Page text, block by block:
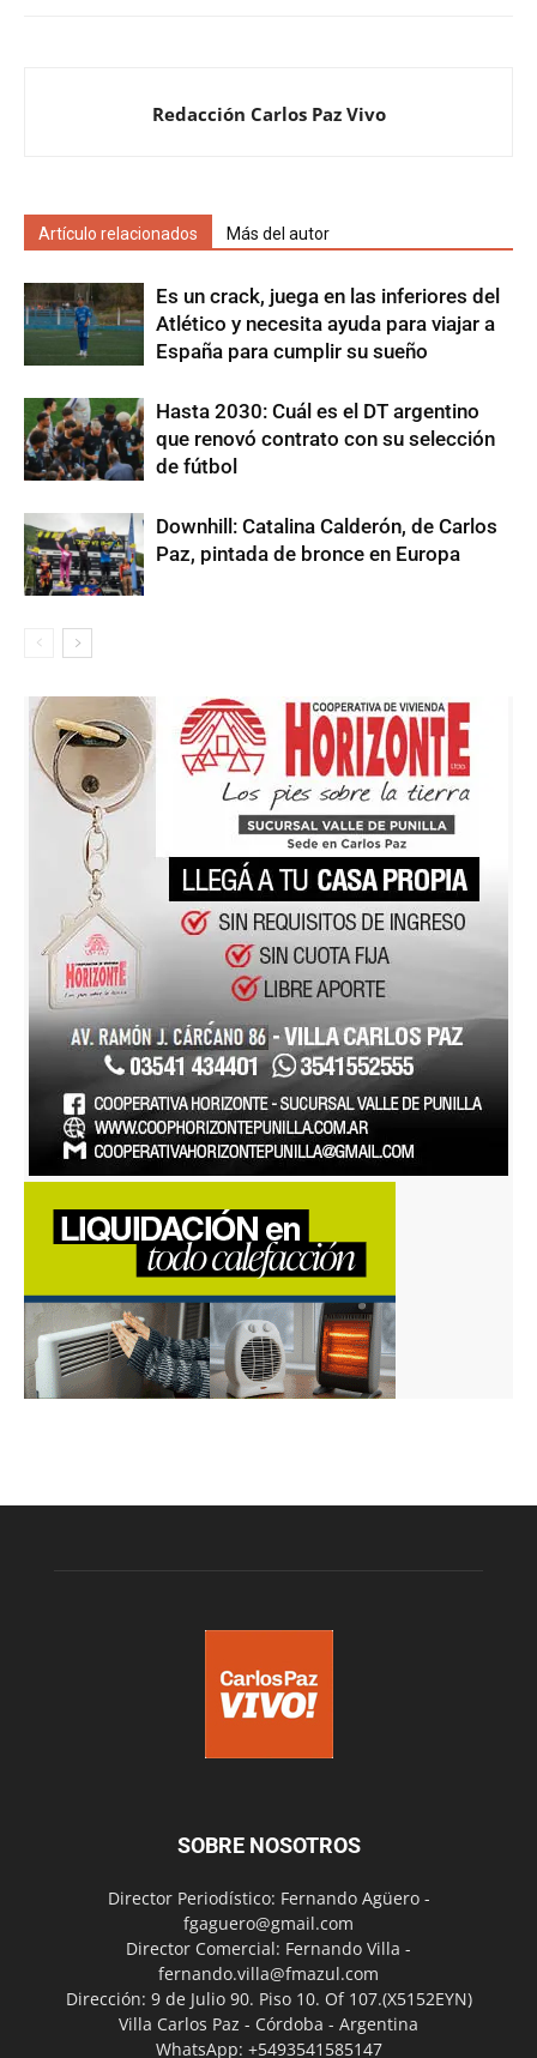
Redacción Carlos Paz Vivo
Artículo relacionados Más del autor
Es un crack, juega en las inferiores del
Atlético y necesita ayuda para viajar a
España para cumplir su sueño
Hasta 2030: Cuál es el DT argentino
que renovó contrato con su selección
de fútbol
Downhill: Catalina Calderón, de Carlos
Paz, pintada de bronce en Europa
SOBRE NOSOTROS
Director Periodístico: Fernando Agüero -
fgaguero@gmail.com
Director Comercial: Fernando Villa -
fernando.villa@fmazul.com
Dirección: 9 de Julio 90. Piso 10. Of 107.(X5152EYN)
Villa Carlos Paz - Córdoba - Argentina
WhatsApp: +5493541585147